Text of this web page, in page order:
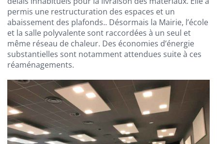
permis une restructuration des espaces et un
abaissement des plafonds.. Désormais la Mairie, l’école
et la salle polyvalente sont raccordées à un seul et
même réseau de chaleur. Des économies d’énergie
substantielles sont notamment attendues suite à ces
réaménagements.